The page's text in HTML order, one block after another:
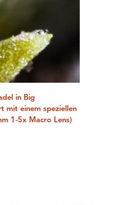
in Big
mit einem speziellen
1-5x Macro Lens)